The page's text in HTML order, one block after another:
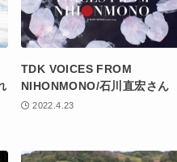
TDK VOICES FROM
NIHONMONO/石川直宏さん
2022.4.23